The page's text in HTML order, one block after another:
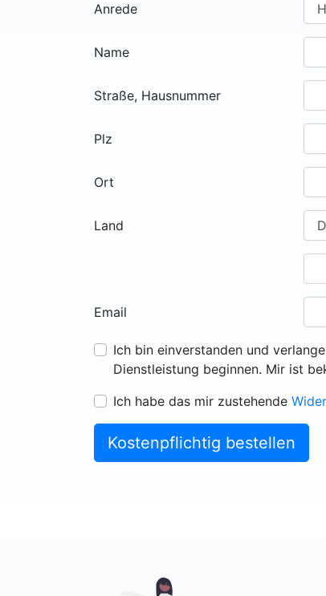
Anrede
Name
Straße, Hausnummer
Plz
Ort
Land
Email
Ich bin einverstanden und
Dienstleistung beginnen. Mir ist
Ich habe das mir zustehende
Kostenpflichtig bestellen